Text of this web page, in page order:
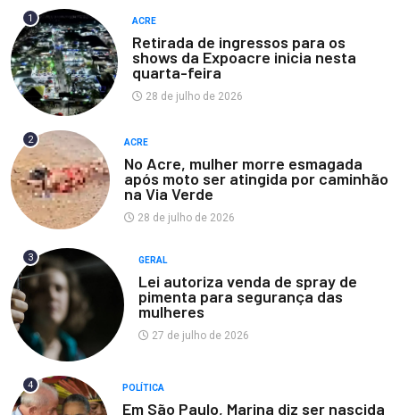
1 ACRE
Retirada de ingressos para os
shows da Expoacre inicia nesta
quarta-feira
28 de julho de 2026
2 ACRE
No Acre, mulher morre esmagada
após moto ser atingida por caminhão
na Via Verde
28 de julho de 2026
3 GERAL
Lei autoriza venda de spray de
pimenta para segurança das
mulheres
27 de julho de 2026
4 POLÍTICA
Em São Paulo, Marina diz ser nascida